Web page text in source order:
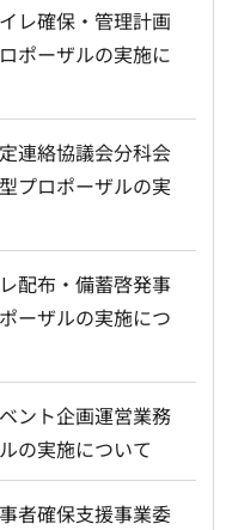
レ確保・管理計画
ポーザルの実施に
連絡協議会分科会
プロポーザルの実
配布・備蓄啓発事
ーザルの実施につ
ント企画運営業務
の実施について
者確保支援事業委